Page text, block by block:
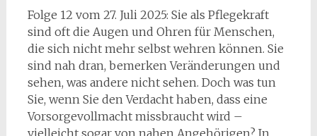
Folge 12 vom 27. Juli 2025: Sie als Pflegekraft
sind oft die Augen und Ohren für Menschen,
die sich nicht mehr selbst wehren können. Sie
sind nah dran, bemerken Veränderungen und
sehen, was andere nicht sehen. Doch was tun
Sie, wenn Sie den Verdacht haben, dass eine
Vorsorgevollmacht missbraucht wird –
vielleicht sogar von nahen Angehörigen? In